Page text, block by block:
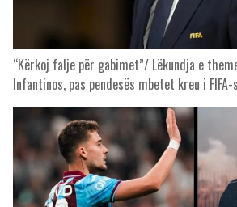
“Kërkoj falje për gabimet”/ Lëkundja e
Infantinos, pas pendesës mbetet kreu i FIFA-s